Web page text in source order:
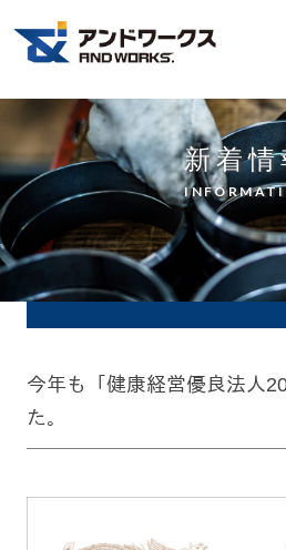
新着情
今年も「健康経営優良法人
た。